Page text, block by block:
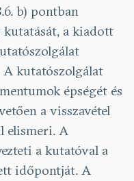
b) pontban
a kiadott
A kutatószolgálat
épségét és
a visszavétel
elismeri. A
a kutatóval a
időpontját. A